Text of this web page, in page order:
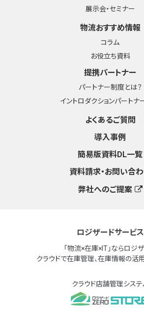
展示会・セミナー
物流おすすめ情報
コラム
お役立ち資料
提携パートナー
パートナー制度とは？
イントロダクションパートナ
よくあるご質問
導入事例
簡易版資料DL一覧
資料請求・お問い合
弊社へのご提案
ロジザードサービス
「物流×在庫×IT」ならロジ
クラウドで在庫管理、在庫情報の活
クラウド店舗管理システ